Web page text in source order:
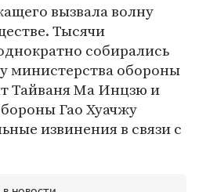
вызвала волну
Тысячи
собирались
министерства обороны
Тайваня Ма Инцзю и
Гао Хуачжу
извинения в связи с